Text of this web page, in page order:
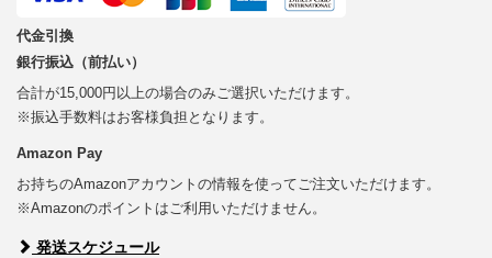
代金引換
銀行振込（前払い）
合計が15,000円以上の場合のみご選択いただけます。
※振込手数料はお客様負担となります。
Amazon Pay
お持ちのAmazonアカウントの情報を使ってご注文いただけます。
※Amazonのポイントはご利用いただけません。
発送スケジュール